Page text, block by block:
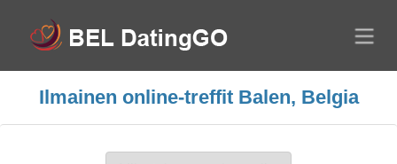
Ilmainen online-treffit Balen, Belgia